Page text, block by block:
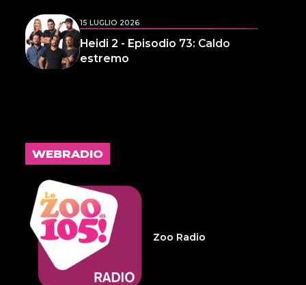
15 LUGLIO 2026
Heidi 2 - Episodio 73: Caldo
estremo
frammenti d'anima 32
14 LUGLIO 2026
Infameria Telefonica -
Sospensione patente
WEBRADIO
Zoo Radio